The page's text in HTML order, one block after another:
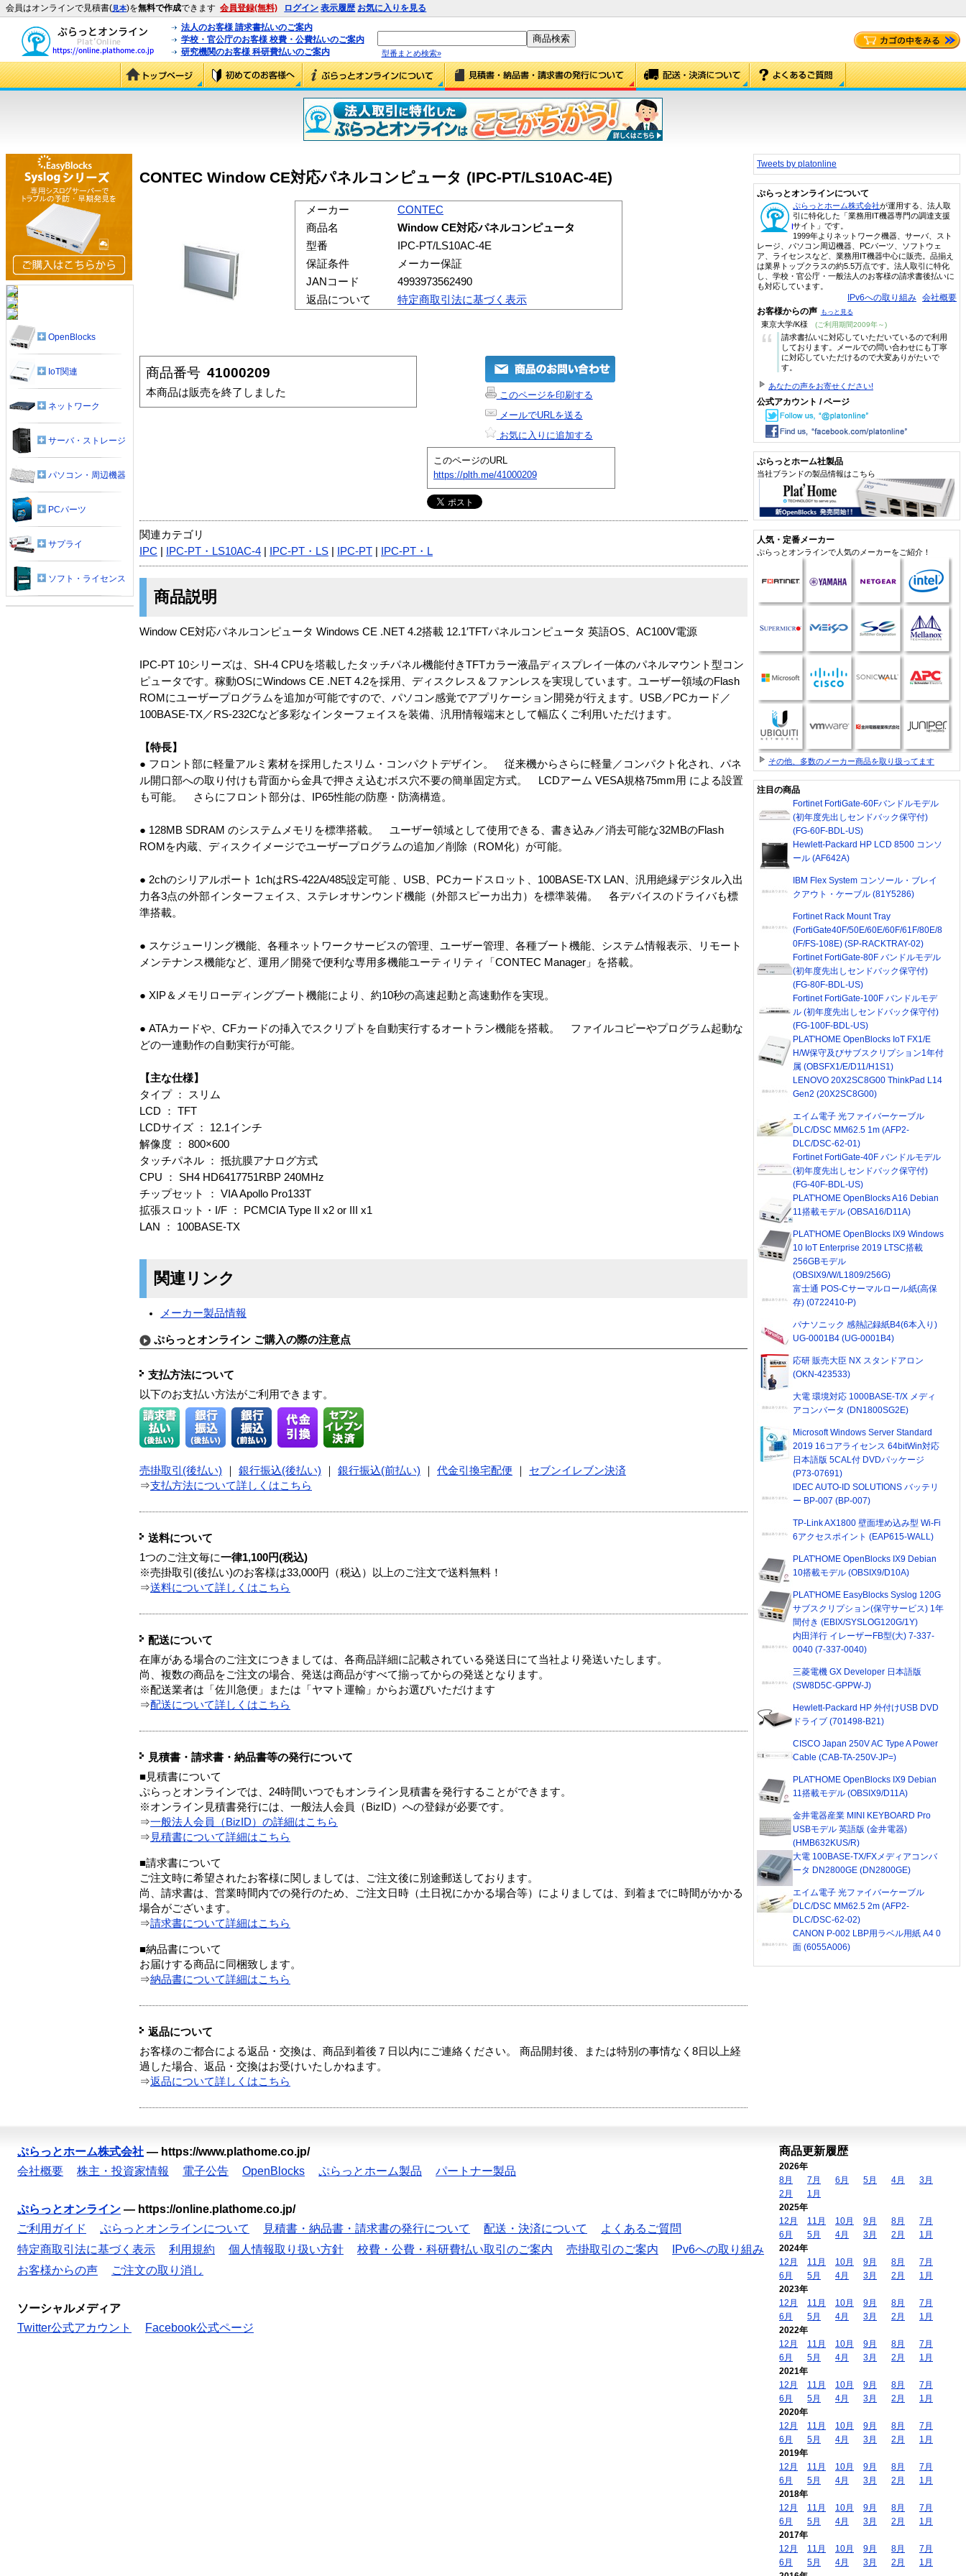
会員はオンラインで見積書(見本)を無料で作成できます 会員登録(無料) ログイン 表示履歴 お気に入りを見る
法人のお客様 請求書払いのご案内
学校・官公庁のお客様 校費・公費払いのご案内
研究機関のお客様 科研費払いのご案内
型番まとめ検索»
CONTEC Window CE対応パネルコンピュータ (IPC-PT/LS10AC-4E)
メーカー
CONTEC
商品名
Window CE対応パネルコンピュータ
型番
IPC-PT/LS10AC-4E
保証条件
メーカー保証
JANコード
4993973562490
返品について
特定商取引法に基づく表示
商品番号 41000209
本商品は販売を終了しました
このページを印刷する
メールでURLを送る
お気に入りに追加する
このページのURL
https://plth.me/41000209
関連カテゴリ
IPC
IPC-PT・LS10AC-4 IPC-PT・LS IPC-PT IPC-PT・L
商品説明
Window CE対応パネルコンピュータ Windows CE .NET 4.2搭載 12.1′TFTパネルコンピュータ 英語OS、AC100V電源
IPC-PT 10シリーズは、SH-4 CPUを塔載したタッチパネル機能付きTFTカラー液晶ディスプレイ一体のパネルマウント型コン
ピュータです。稼動OSにWindows CE .NET 4.2を採用、ディスクレス＆ファンレスを実現しています。ユーザー領域のFlash
ROMにユーザープログラムを追加が可能ですので、パソコン感覚でアプリケーション開発が行えます。USB／PCカード／
100BASE-TX／RS-232Cなど多彩なインターフェイスを装備、汎用情報端末として幅広くご利用いただけます。
【特長】
● フロント部に軽量アルミ素材を採用したスリム・コンパクトデザイン。 従来機からさらに軽量／コンパクト化され、パネ
ル開口部への取り付けも背面から金具で押さえ込むボス穴不要の簡単固定方式。 LCDアーム VESA規格75mm用 による設置
も可能。 さらにフロント部分は、IP65性能の防塵・防滴構造。
● 128MB SDRAM のシステムメモリを標準搭載。 ユーザー領域として使用できる、書き込み／消去可能な32MBのFlash
ROMを内蔵、ディスクイメージでユーザープログラムの追加／削除（ROM化）が可能。
● 2chのシリアルポート 1chはRS-422A/485設定可能 、USB、PCカードスロット、100BASE-TX LAN、汎用絶縁デジタル入出
力各3点の外部インターフェイス、ステレオサンウンド機能（外部スピーカ出力）を標準装備。 各デバイスのドライバも標
準搭載。
● スケジューリング機能、各種ネットワークサービスの管理、ユーザー管理、各種ブート機能、システム情報表示、リモート
メンテナンス機能など、運用／開発で便利な専用多機能ユーティリティ「CONTEC Manager」を搭載。
● XIP＆メモリローディングブート機能により、約10秒の高速起動と高速動作を実現。
● ATAカードや、CFカードの挿入でスクリプトを自動実行するオートラン機能を搭載。 ファイルコピーやプログラム起動な
どの一連動作の自動実行が可能。
【主な仕様】
タイプ ： スリム
LCD ： TFT
LCDサイズ ： 12.1インチ
解像度 ： 800×600
タッチパネル ： 抵抗膜アナログ方式
CPU ： SH4 HD6417751RBP 240MHz
チップセット ： VIA Apollo Pro133T
拡張スロット・I/F ： PCMCIA Type II x2 or III x1
LAN ： 100BASE-TX
関連リンク
メーカー製品情報
ぷらっとオンライン ご購入の際の注意点
支払方法について
以下のお支払い方法がご利用できます。
売掛取引(後払い) 銀行振込(後払い) 銀行振込(前払い) 代金引換宅配便
セブンイレブン決済
⇒支払方法について詳しくはこちら
送料について
1つのご注文毎に一律1,100円(税込)
※売掛取引(後払い)のお客様は33,000円（税込）以上のご注文で送料無料！
⇒送料について詳しくはこちら
配送について
在庫がある場合のご注文につきましては、各商品詳細に記載されている発送日にて当社より発送いたします。
尚、複数の商品をご注文の場合、発送は商品がすべて揃ってからの発送となります。
※配送業者は「佐川急便」または「ヤマト運輸」からお選びいただけます
⇒配送について詳しくはこちら
見積書・請求書・納品書等の発行について
■見積書について
ぷらっとオンラインでは、24時間いつでもオンライン見積書を発行することができます。
※オンライン見積書発行には、一般法人会員（BizID）への登録が必要です。
⇒一般法人会員（BizID）の詳細はこちら
⇒ 見積書について詳細はこちら
■請求書について
ご注文時に希望されたお客様に関しましては、ご注文後に別途郵送しております。
尚、請求書は、営業時間内での発行のため、ご注文日時（土日祝にかかる場合等）によりましては、到着までに時間がかかる
場合がございます。
⇒請求書について詳細はこちら
■納品書について
お届けする商品に同梱致します。
⇒納品書について詳細はこちら
返品について
お客様のご都合による返品・交換は、商品到着後７日以内にご連絡ください。 商品開封後、または特別の事情なく8日以上経
過した場合、返品・交換はお受けいたしかねます。
⇒返品について詳しくはこちら
OpenBlocks
IoT関連
ネットワーク
サーバ・ストレージ
パソコン・周辺機器
PCパーツ
サプライ
ソフト・ライセンス
Tweets by platonline
ぷらっとオンラインについて
ぷらっとホーム株式会社が運用する、法人取
引に特化した「業務用IT機器専門の調達支援
サイト」です。
1999年よりネットワーク機器、サーバ、スト
レージ、パソコン周辺機器、PCパーツ、ソフトウェ
ア、ライセンスなど、業務用IT機器中心に販売。品揃え
は業界トップクラスの約5.5万点です。法人取引に特化
し、学校・官公庁・一般法人のお客様の請求書後払いに
も対応しています。
IPv6への取り組み 会社概要
お客様からの声 もっと見る
東京大学/K様 (ご利用期間2009年～)
“
請求書払いに対応していただいているので利用
しております。メールでの問い合わせにも丁寧
に対応していただけるので大変ありがたいで
す。
あなたの声をお寄せください!
公式アカウント / ページ
ぷらっとホーム社製品
当社ブランドの製品情報はこちら
人気・定番メーカー
ぷらっとオンラインで人気のメーカーをご紹介！
その他、多数のメーカー商品を取り扱ってます
注目の商品
Fortinet FortiGate-60Fバンドルモデル
(初年度先出しセンドバック保守付)
(FG-60F-BDL-US)
Hewlett-Packard HP LCD 8500 コンソ
ール (AF642A)
IBM Flex System コンソール・ブレイ
クアウト・ケーブル (81Y5286)
Fortinet Rack Mount Tray
(FortiGate40F/50E/60E/60F/61F/80E/8
0F/FS-108E) (SP-RACKTRAY-02)
Fortinet FortiGate-80F バンドルモデル
(初年度先出しセンドバック保守付)
(FG-80F-BDL-US)
Fortinet FortiGate-100F バンドルモデ
ル (初年度先出しセンドバック保守付)
(FG-100F-BDL-US)
PLAT'HOME OpenBlocks IoT FX1/E
H/W保守及びサブスクリプション1年付
属 (OBSFX1/E/D11/H1S1)
LENOVO 20X2SC8G00 ThinkPad L14
Gen2 (20X2SC8G00)
エイム電子 光ファイバーケーブル
DLC/DSC MM62.5 1m (AFP2-
DLC/DSC-62-01)
Fortinet FortiGate-40F バンドルモデル
(初年度先出しセンドバック保守付)
(FG-40F-BDL-US)
PLAT'HOME OpenBlocks A16 Debian
11搭載モデル (OBSA16/D11A)
PLAT'HOME OpenBlocks IX9 Windows
10 IoT Enterprise 2019 LTSC搭載
256GBモデル
(OBSIX9/W/L1809/256G)
富士通 POS-Cサーマルロール紙(高保
存) (0722410-P)
パナソニック 感熱記録紙B4(6本入り)
UG-0001B4 (UG-0001B4)
応研 販売大臣 NX スタンドアロン
(OKN-423533)
大電 環境対応 1000BASE-T/X メディ
アコンバータ (DN1800SG2E)
Microsoft Windows Server Standard
2019 16コアライセンス 64bitWin対応
日本語版 5CAL付 DVDパッケージ
(P73-07691)
IDEC AUTO-ID SOLUTIONS バッテリ
ー BP-007 (BP-007)
TP-Link AX1800 壁面埋め込み型 Wi-Fi
6アクセスポイント (EAP615-WALL)
PLAT'HOME OpenBlocks IX9 Debian
10搭載モデル (OBSIX9/D10A)
PLAT'HOME EasyBlocks Syslog 120G
サブスクリプション(保守サービス) 1年
間付き (EBIX/SYSLOG120G/1Y)
内田洋行 イレーザーFB型(大) 7-337-
0040 (7-337-0040)
三菱電機 GX Developer 日本語版
(SW8D5C-GPPW-J)
Hewlett-Packard HP 外付けUSB DVD
ドライブ (701498-B21)
CISCO Japan 250V AC Type A Power
Cable (CAB-TA-250V-JP=)
PLAT'HOME OpenBlocks IX9 Debian
11搭載モデル (OBSIX9/D11A)
金井電器産業 MINI KEYBOARD Pro
USBモデル 英語版 (金井電器)
(HMB632KUS/R)
大電 100BASE-TX/FXメディアコンバ
ータ DN2800GE (DN2800GE)
エイム電子 光ファイバーケーブル
DLC/DSC MM62.5 2m (AFP2-
DLC/DSC-62-02)
CANON P-002 LBP用ラベル用紙 A4 0
面 (6055A006)
ぷらっとホーム株式会社 — https://www.plathome.co.jp/
会社概要
株主・投資家情報 電子公告 OpenBlocks ぷらっとホーム製品 パートナー製品
ぷらっとオンライン — https://online.plathome.co.jp/
ご利用ガイド
ぷらっとオンラインについて 見積書・納品書・請求書の発行について 配送・決済について
よくあるご質問
特定商取引法に基づく表示
利用規約 個人情報取り扱い方針 校費・公費・科研費払い取引のご案内 売掛取引のご案内
IPv6への取り組み
お客様からの声
ご注文の取り消し
ソーシャルメディア
Twitter公式アカウント
Facebook公式ページ
商品更新履歴
2026年
8月
7月 6月 5月 4月
3月
2月
1月
2025年
12月
11月 10月 9月 8月
7月
6月
5月 4月 3月 2月
1月
2024年
12月
11月 10月 9月 8月
7月
6月
5月 4月 3月 2月
1月
2023年
12月
11月 10月 9月 8月
7月
6月
5月 4月 3月 2月
1月
2022年
12月
11月 10月 9月 8月
7月
6月
5月 4月 3月 2月
1月
2021年
12月
11月 10月 9月 8月
7月
6月
5月 4月 3月 2月
1月
2020年
12月
11月 10月 9月 8月
7月
6月
5月 4月 3月 2月
1月
2019年
12月
11月 10月 9月 8月
7月
6月
5月 4月 3月 2月
1月
2018年
12月
11月 10月 9月 8月
7月
6月
5月 4月 3月 2月
1月
2017年
12月
11月 10月 9月 8月
7月
6月
5月 4月 3月 2月
1月